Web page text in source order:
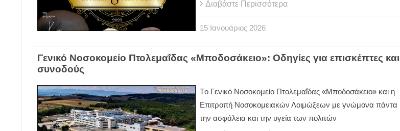
Διαβάστε Περισσότερα
15 Ιανουάριος 2026
Γενικό Νοσοκομείο Πτολεμαΐδας «Μποδοσάκειο»: Οδηγίες για επισκέπτες και
συνοδούς
Tο Γενικό Νοσοκομείο Πτολεμαΐδας «Μποδοσάκειο» και η
Επιτροπή Νοσοκομειακών Λοιμώξεων με γνώμονα πάντα
την ασφάλεια και την υγεία των πολιτών